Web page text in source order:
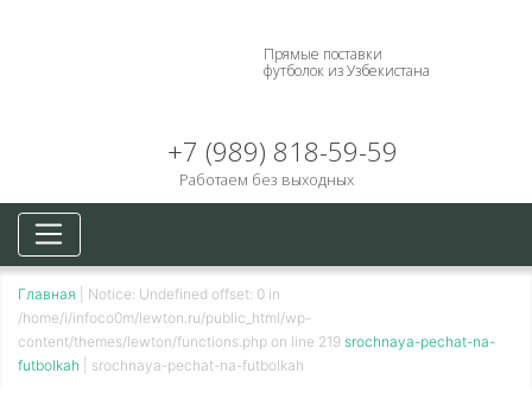
Прямые поставки
футболок из Узбекистана
+7 (989) 818-59-59
Работаем без выходных
Главная
Notice: Undefined offset: 0 in
/home/i/infoco0m/lewton.ru/public_html/wp-
content/themes/lewton/functions.php on line 219 srochnaya-pechat-na-
futbolkah
srochnaya-pechat-na-futbolkah